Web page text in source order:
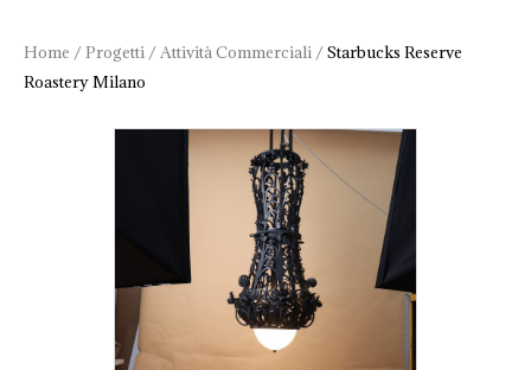
Home /Progetti /Attività Commerciali /Starbucks Reserve
Roastery Milano